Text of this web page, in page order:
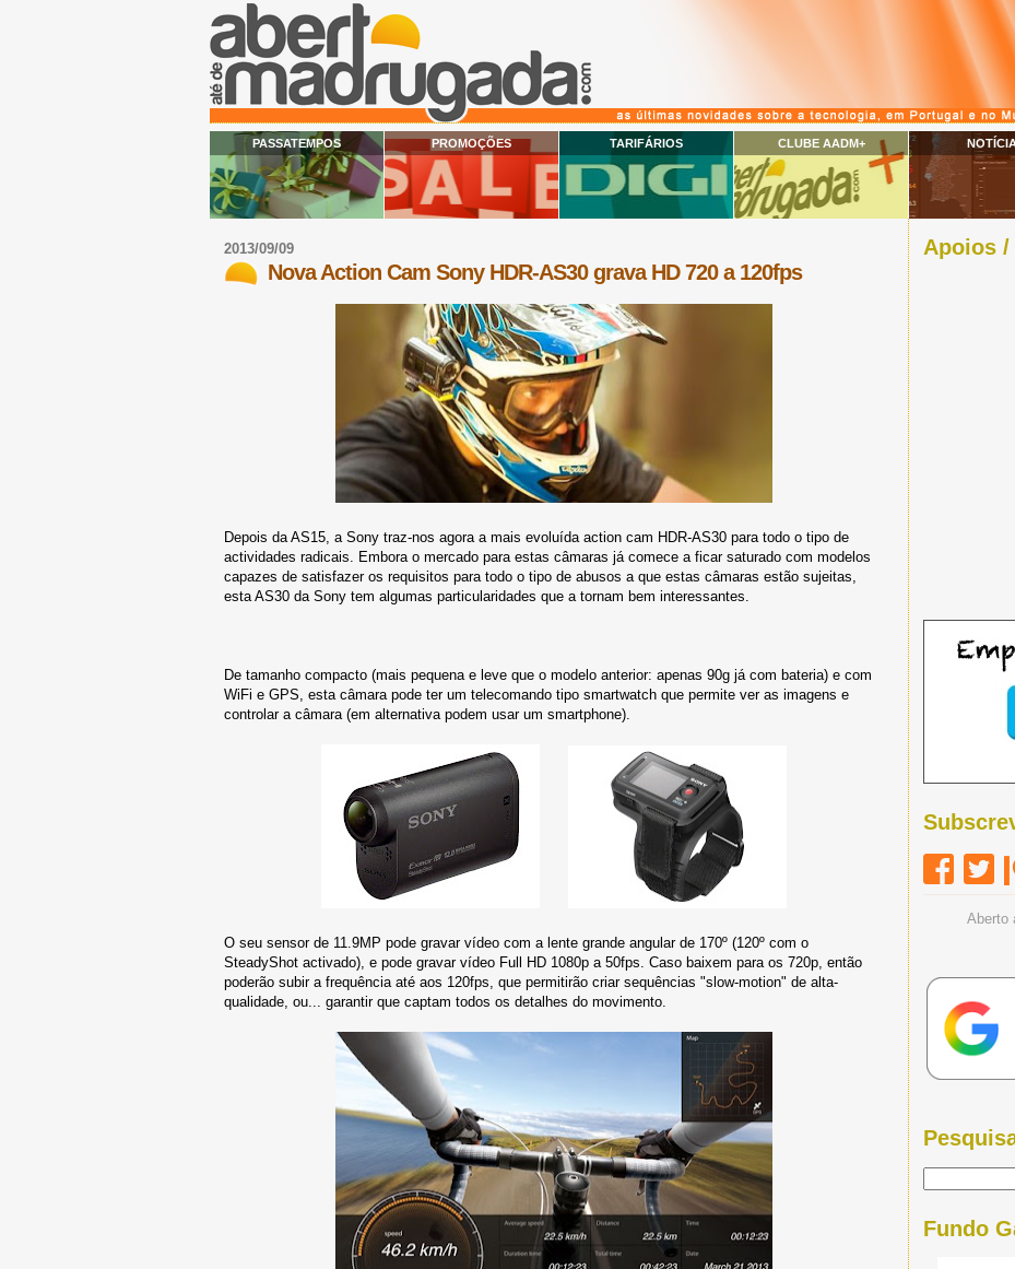
PASSATEMPOS PROMOÇÕES TARIFÁRIOS CLUBE AADM+
2013/09/09
Nova Action Cam Sony HDR-AS30 grava HD 720 a 120fps
Depois da AS15, a Sony traz-nos agora a mais evoluída action cam HDR-AS30 para todo o tipo de
actividades radicais. Embora o mercado para estas câmaras já comece a ficar saturado com modelos
capazes de satisfazer os requisitos para todo o tipo de abusos a que estas câmaras estão sujeitas,
esta AS30 da Sony tem algumas particularidades que a tornam bem interessantes.
De tamanho compacto (mais pequena e leve que o modelo anterior: apenas 90g já com bateria) e com
WiFi e GPS, esta câmara pode ter um telecomando tipo smartwatch que permite ver as imagens e
controlar a câmara (em alternativa podem usar um smartphone).
O seu sensor de 11.9MP pode gravar vídeo com a lente grande angular de 170º (120º com o
SteadyShot activado), e pode gravar vídeo Full HD 1080p a 50fps. Caso baixem para os 720p, então
poderão subir a frequência até aos 120fps, que permitirão criar sequências "slow-motion" de alta-
qualidade, ou... garantir que captam todos os detalhes do movimento.
Apoios
Aberto
Fundo